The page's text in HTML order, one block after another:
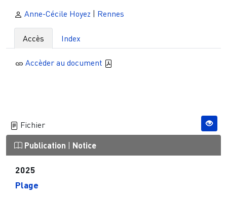
Anne-Cécile Hoyez Rennes
Accès Index
Accèder au document
Fichier
Publication Notice
2025
Plage